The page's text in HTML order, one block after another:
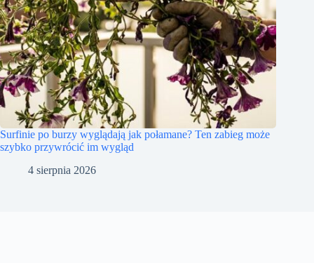
Surfinie po burzy wyglądają jak połamane? Ten zabieg może
szybko przywrócić im wygląd
4 sierpnia 2026